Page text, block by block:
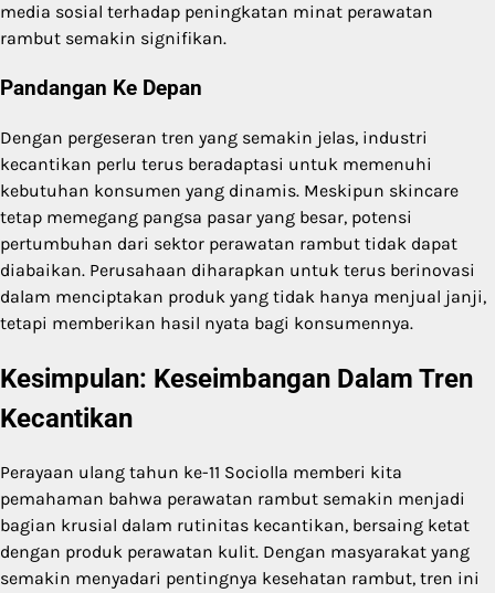
media sosial terhadap peningkatan minat perawatan
rambut semakin signifikan.
Pandangan Ke Depan
Dengan pergeseran tren yang semakin jelas, industri
kecantikan perlu terus beradaptasi untuk memenuhi
kebutuhan konsumen yang dinamis. Meskipun skincare
tetap memegang pangsa pasar yang besar, potensi
pertumbuhan dari sektor perawatan rambut tidak dapat
diabaikan. Perusahaan diharapkan untuk terus berinovasi
dalam menciptakan produk yang tidak hanya menjual janji,
tetapi memberikan hasil nyata bagi konsumennya.
Kesimpulan: Keseimbangan Dalam Tren
Kecantikan
Perayaan ulang tahun ke-11 Sociolla memberi kita
pemahaman bahwa perawatan rambut semakin menjadi
bagian krusial dalam rutinitas kecantikan, bersaing ketat
dengan produk perawatan kulit. Dengan masyarakat yang
semakin menyadari pentingnya kesehatan rambut, tren ini